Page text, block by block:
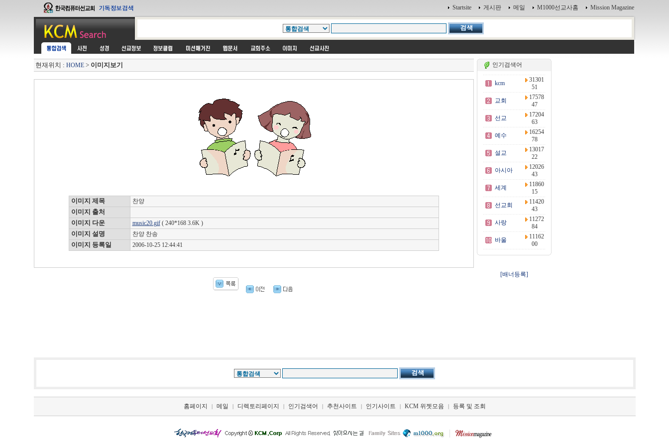
Startsite 게시판 메일 M1000선교사홈 Mission Magazine
현재위치 : HOME> 이미지보기
이미지 제목 찬양
이미지 출처
이미지 다운
music20.gif( 240*168 3.6K )
이미지 설명 찬양 찬송
이미지 등록일 2006-10-25 12:44:41
인기검색어
kcm
31301
51
교회
17578
47
선교
17204
63
예수
16254
78
설교
13017
22
아시아
12026
43
세계
11860
15
선교회
11420
43
사랑
11272
84
바울
11162
00
[배너등록]
홈페이지 | 메일 | 디렉토리페이지 | 인기검색어 | 추천사이트 | 인기사이트 | KCM 위젯모음 | 등록 및 조회